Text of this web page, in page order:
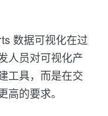
数据可视化在过
人员对可视化产
工具，而是在交
的要求。